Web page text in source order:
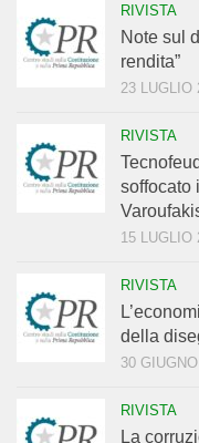
RIVISTA
Note sul
rendita”
23 LUGLIO
RIVISTA
soffocato
15 LUGLIO
RIVISTA
della
30
RIVISTA
La